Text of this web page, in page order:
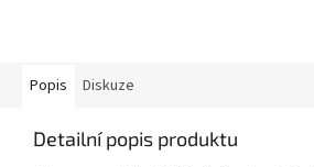
Popis Diskuze
Detailní popis produktu